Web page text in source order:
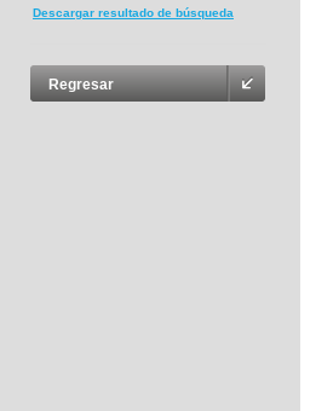
Descargar resultado de búsqueda
Regresar